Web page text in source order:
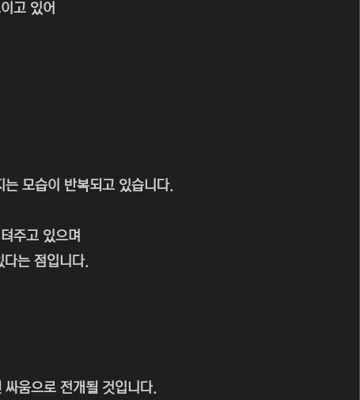
고 있어
모습이 반복되고 있습니다.
주고 있으며
다는 점입니다.
움으로 전개될 것입니다.